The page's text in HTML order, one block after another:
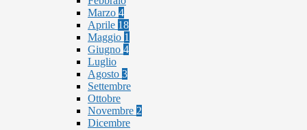
Marzo 4
Aprile 18
Maggio 1
Giugno 4
Luglio
Agosto 3
Settembre
Ottobre
Novembre 2
Dicembre